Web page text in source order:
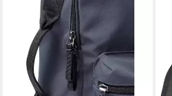
SANDQVIST
Rucksack August - Rucksack
13" 40 cm (navy with black
webbing)
97,04 €
lieferbar - in 2-3 Werktagen bei dir